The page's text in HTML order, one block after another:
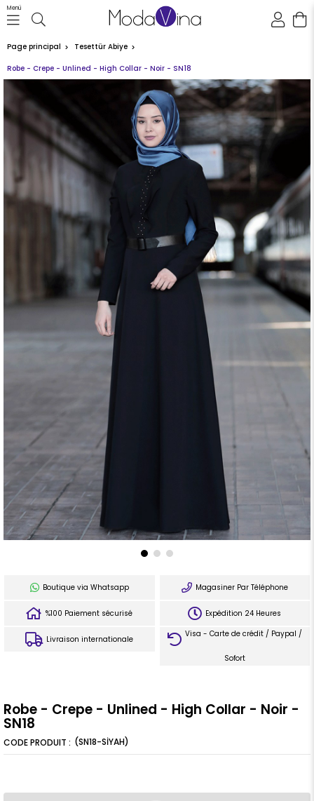
Menü
Page principal Tesettür Abiye
Robe - Crepe - Unlined - High Collar - Noir - SN18
Boutique via Whatsapp Magasiner Par Téléphone
%100 Paiement sécurisé Expédition 24 Heures
Livraison internationale
Visa - Carte de crédit / Paypal /
Sofort
Robe - Crepe - Unlined - High Collar - Noir -
SN18
(SN18-SİYAH)